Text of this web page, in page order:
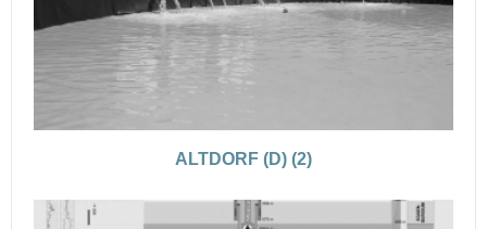
ALTDORF (D) (2)